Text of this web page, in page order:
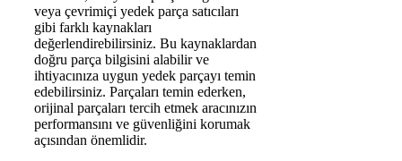
veya çevrimiçi yedek parça satıcıları
gibi farklı kaynakları
değerlendirebilirsiniz. Bu kaynaklardan
doğru parça bilgisini alabilir ve
ihtiyacınıza uygun yedek parçayı temin
edebilirsiniz. Parçaları temin ederken,
orijinal parçaları tercih etmek aracınızın
performansını ve güvenliğini korumak
açısından önemlidir.